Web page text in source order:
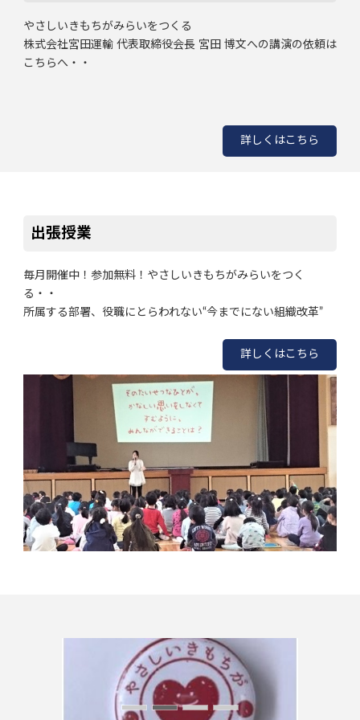
やさしいきもちがみらいをつくる
株式会社宮田運輸 代表取締役会長 宮田 博文への講演の依頼は
こちらへ・・
詳しくはこちら
出張授業
毎月開催中！参加無料！やさしいきもちがみらいをつく
る・・
所属する部署、役職にとらわれない“今までにない組織改革”
詳しくはこちら